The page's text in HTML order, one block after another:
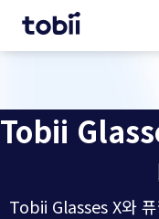
Tobii
Tobii Glasses X와